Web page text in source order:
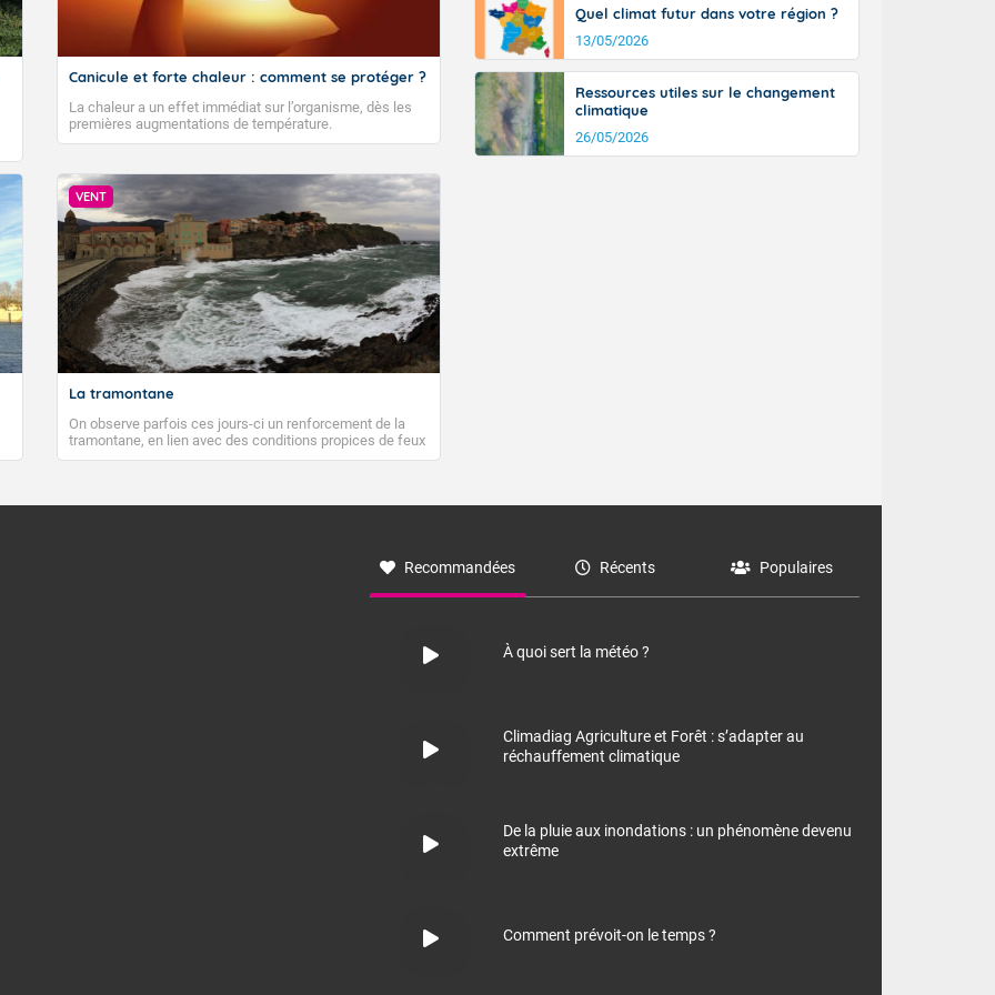
Canicule et forte chaleur : comment se protéger ?
La chaleur a un effet immédiat sur l’organisme, dès les
premières augmentations de température.
VENT
La tramontane
On observe parfois ces jours-ci un renforcement de la
tramontane, en lien avec des conditions propices de feux
de forêt. Mais qu'est-ce que la tramontane ? Quelles sont
à nord-ouest, dans un secteur qui part du Roussillon à la
monts, en allusion aux régions montagneuses d’où
Quel climat futur dans votre région ?
13/05/2026
Ressources utiles sur le changement
climatique
26/05/2026
Recommandées Récents Populaires
À quoi sert la météo ?
Climadiag Agriculture et Forêt : s’adapter au
réchauffement climatique
De la pluie aux inondations : un phénomène devenu
extrême
Comment prévoit-on le temps ?